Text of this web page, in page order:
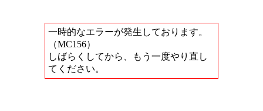
一時的なエラーが発生しております。
（MC156）
しばらくしてから、もう一度やり直し
てください。